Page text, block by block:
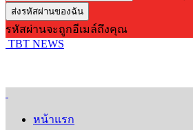
รหัสผ่านจะถูกอีเมล์ถึงคุณ
TBT NEWS
หน้าแรก